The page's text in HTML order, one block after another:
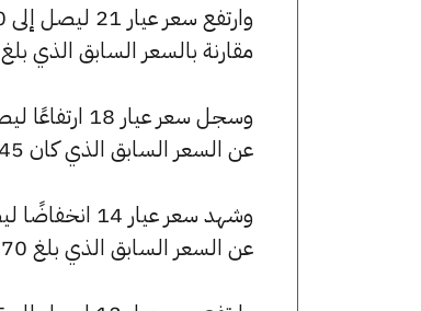
مقارنة بالسعر السابق الذي بلغ 6705 جنيهًا للبيع و6635 جنيهًا للشراء.
عن السعر السابق الذي كان 5745 جنيهًا للبيع و5685 جنيهًا للشراء.
عن السعر السابق الذي بلغ 4470 جنيهًا للبيع و4425 جنيهًا للشراء.